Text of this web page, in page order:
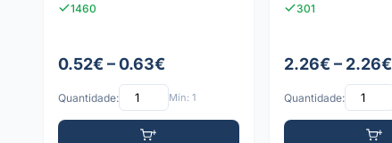
1460
0.52€ – 0.63€
Quantidade: Mín: 1
301
2.26€ – 2.26€
Quantidade: